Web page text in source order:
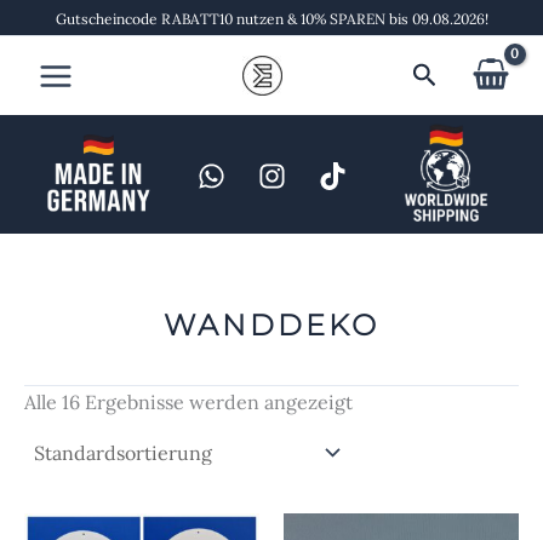
springen
Gutscheincode RABATT10 nutzen & 10% SPAREN bis 09.08.2026!
Suchen
WANDDEKO
Alle 16 Ergebnisse werden angezeigt